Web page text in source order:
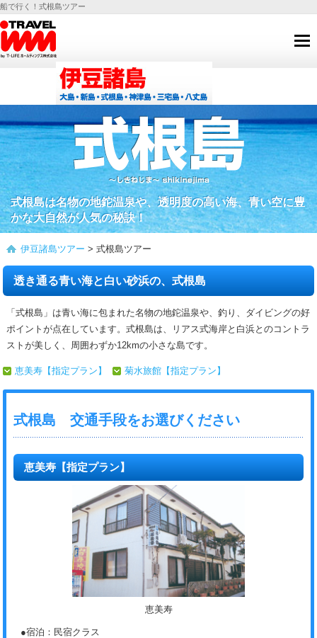
船で行く！式根島ツアー
式根島は名物の地鉈温泉や、透明度の高い海、青い空に豊
かな大自然が人気の秘訣！
伊豆諸島ツアー > 式根島ツアー
透き通る青い海と白い砂浜の、式根島
「式根島」は青い海に包まれた名物の地鉈温泉や、釣り、ダイビングの好
ポイントが点在しています。式根島は、リアス式海岸と白浜とのコントラ
ストが美しく、周囲わずか12kmの小さな島です。
恵美寿【指定プラン】 菊水旅館【指定プラン】
式根島 交通手段をお選びください
恵美寿【指定プラン】
恵美寿
●宿泊：民宿クラス